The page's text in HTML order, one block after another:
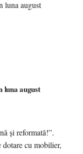
luna august